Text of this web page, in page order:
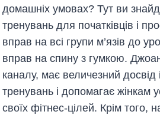
домашніх умовах? Тут ви
тренувань для початківців і
вправ на всі групи м’язів до
вправ на спину з гумкою.
каналу, має величезний досвід
тренувань і допомагає жінкам
своїх фітнес-цілей. Крім того,